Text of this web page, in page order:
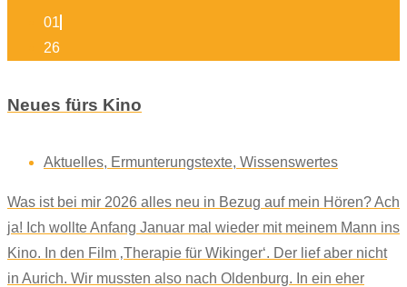
01
26
Neues fürs Kino
Aktuelles, Ermunterungstexte, Wissenswertes
Was ist bei mir 2026 alles neu in Bezug auf mein Hören? Ach
ja! Ich wollte Anfang Januar mal wieder mit meinem Mann ins
Kino. In den Film ‚Therapie für Wikinger‘. Der lief aber nicht
in Aurich. Wir mussten also nach Oldenburg. In ein eher